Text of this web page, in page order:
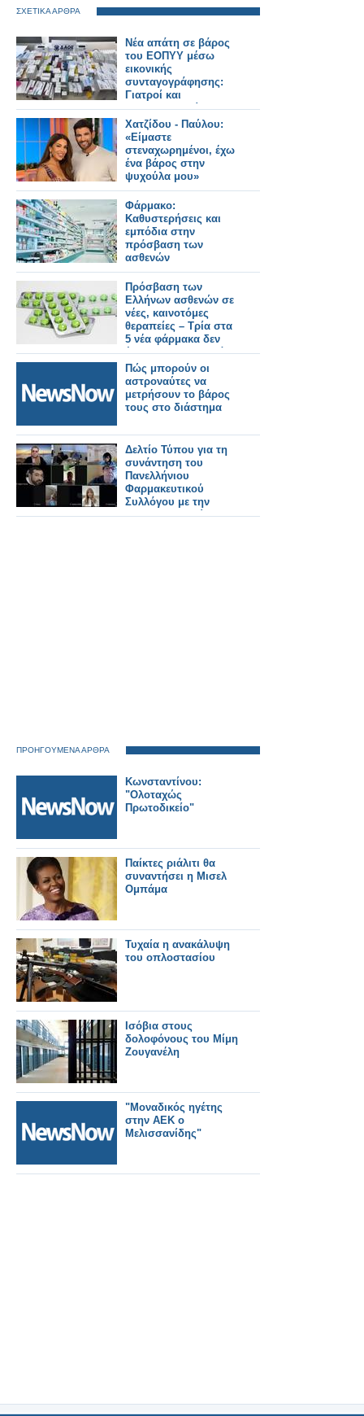
ΣΧΕΤΙΚΑ ΑΡΘΡΑ
Νέα απάτη σε βάρος
του ΕΟΠΥΥ μέσω
εικονικής
συνταγογράφησης:
Γιατροί και
φαρμακοποιοί στο
κόλπο, άνω των
400.000 ευρώ η ζημιά
Χατζίδου - Παύλου:
«Είμαστε
στεναχωρημένοι, έχω
ένα βάρος στην
ψυχούλα μου»
Φάρμακο:
Καθυστερήσεις και
εμπόδια στην
πρόσβαση των
ασθενών
Πρόσβαση των
Ελλήνων ασθενών σε
νέες, καινοτόμες
θεραπείες – Τρία στα
5 νέα φάρμακα δεν
έρχονται στην Ελλάδα
Πώς μπορούν οι
αστροναύτες να
μετρήσουν το βάρος
τους στο διάστημα
Δελτίο Τύπου για τη
συνάντηση του
Πανελλήνιου
Φαρμακευτικού
Συλλόγου με την
Ένωση Ασθενών
ΠΡΟΗΓΟΥΜΕΝΑ ΑΡΘΡΑ
Κωνσταντίνου:
"Ολοταχώς
Πρωτοδικείο"
Παίκτες ριάλιτι θα
συναντήσει η Μισελ
Ομπάμα
Τυχαία η ανακάλυψη
του οπλοστασίου
Ισόβια στους
δολοφόνους του Μίμη
Ζουγανέλη
"Μοναδικός ηγέτης
στην ΑΕΚ ο
Μελισσανίδης"